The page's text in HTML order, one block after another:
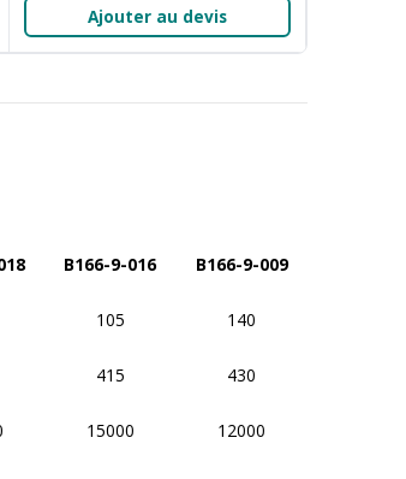
Ajouter au devis
B166-9-016 B166-9-009
105 140
415 430
15000 12000